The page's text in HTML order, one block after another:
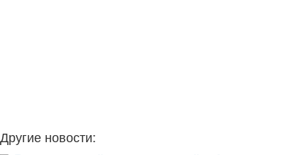
Другие новости: